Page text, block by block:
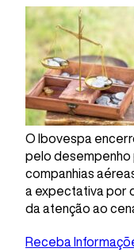
O Ibovespa
pelo desempenho
companhias
a expectativa por
da atenção ao
Receba